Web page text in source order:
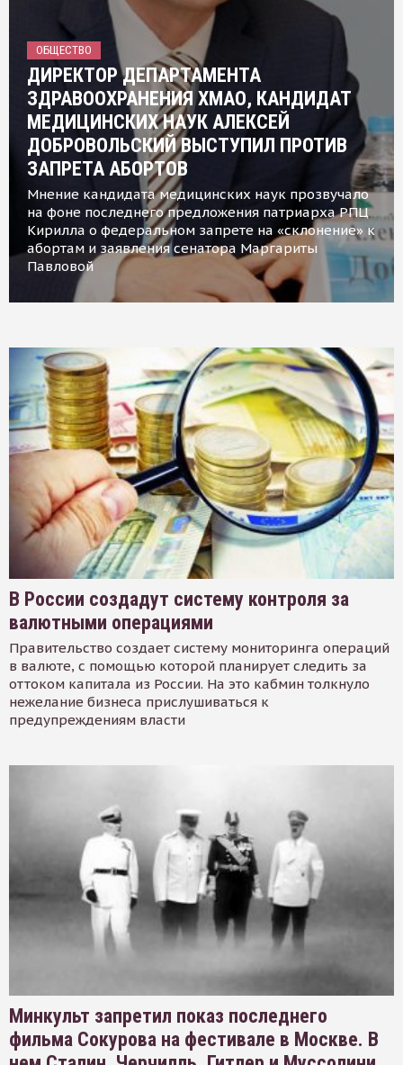
ОБЩЕСТВО
ДИРЕКТОР ДЕПАРТАМЕНТА
ЗДРАВООХРАНЕНИЯ ХМАО, КАНДИДАТ
МЕДИЦИНСКИХ НАУК АЛЕКСЕЙ
ДОБРОВОЛЬСКИЙ ВЫСТУПИЛ ПРОТИВ
ЗАПРЕТА АБОРТОВ
Мнение кандидата медицинских наук прозвучало
на фоне последнего предложения патриарха РПЦ
Кирилла о федеральном запрете на «склонение» к
абортам и заявления сенатора Маргариты
Павловой
В России создадут систему контроля за
валютными операциями
Правительство создает систему мониторинга операций
в валюте, с помощью которой планирует следить за
оттоком капитала из России. На это кабмин толкнуло
нежелание бизнеса прислушиваться к
предупреждениям власти
Минкульт запретил показ последнего
фильма Сокурова на фестивале в Москве. В